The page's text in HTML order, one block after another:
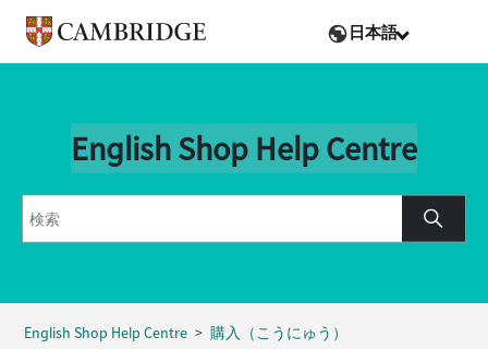
日本語
English Shop Help Centre
English Shop Help Centre 購入（こうにゅう）